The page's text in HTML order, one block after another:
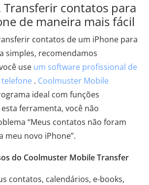
Transferir contatos para
de maneira mais fácil
contatos de um iPhone para
simples, recomendamos
use um software profissional de
. Coolmuster Mobile
ideal com funções
ferramenta, você não
“Meus contatos não foram
meu novo iPhone”.
do Coolmuster Mobile Transfer
contatos, calendários, e-books,